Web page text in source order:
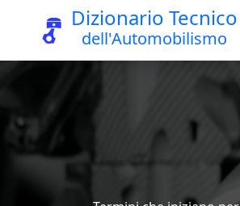
Dizionario Tecnico
dell'Automobilismo